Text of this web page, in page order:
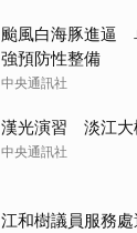
颱風白海豚進逼
強預防性整備
中央通訊社
漢光演習 淡江大
中央通訊社
江和樹議員服務